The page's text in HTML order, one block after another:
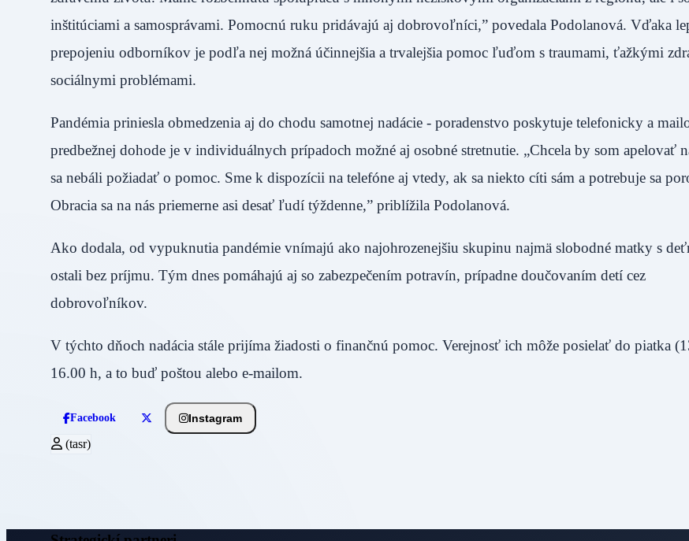
inštitúciami a samosprávami. Pomocnú ruku pridávajú aj dobrovoľníci,” povedala Podolanová. Vďaka
prepojeniu odborníkov je podľa nej možná účinnejšia a trvalejšia pomoc ľuďom s traumami, ťažkými
sociálnymi problémami.
Pandémia priniesla obmedzenia aj do chodu samotnej nadácie - poradenstvo poskytuje telefonicky a
predbežnej dohode je v individuálnych prípadoch možné aj osobné stretnutie. „Chcela by som apelovať
sa nebáli požiadať o pomoc. Sme k dispozícii na telefóne aj vtedy, ak sa niekto cíti sám a potrebuje sa
Obracia sa na nás priemerne asi desať ľudí týždenne,” priblížila Podolanová.
Ako dodala, od vypuknutia pandémie vnímajú ako najohrozenejšiu skupinu najmä slobodné matky s
ostali bez príjmu. Tým dnes pomáhajú aj so zabezpečením potravín, prípadne doučovaním detí cez
dobrovoľníkov.
V týchto dňoch nadácia stále prijíma žiadosti o finančnú pomoc. Verejnosť ich môže posielať do piatka
16.00 h, a to buď poštou alebo e-mailom.
Facebook Instagram
(tasr)